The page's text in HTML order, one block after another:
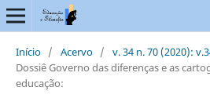
Início / Acervo / v. 34 n. 70 (2020):
Dossiê Governo das diferenças e as
educação: